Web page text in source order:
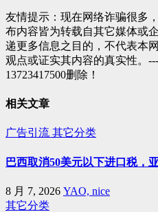
友情提示：现在网络诈骗很多
布内容皆为转载自其它媒体或
递更多信息之目的，不代表本
观点或证实其内容的真实性。
13723417500删除！
相关文章
广告引流 其它分类
巴西取消50美元以下进口税，
8 月 7, 2026 YAO, nice
其它分类